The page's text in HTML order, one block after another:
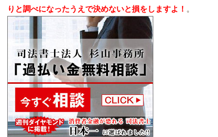
りと調べになったうえで決めないと損をしますよ！ 。